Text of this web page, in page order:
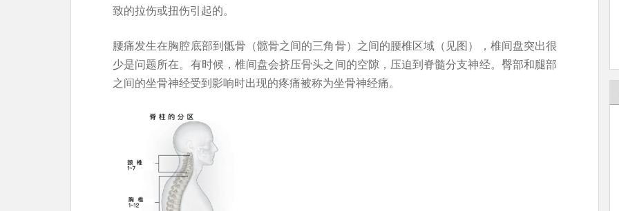
致的拉伤或扭伤引起的。
腰痛发生在胸腔底部到骶骨（髋骨之间的三角骨）之间的腰椎区域（见图），椎间盘突出很
少是问题所在。有时候，椎间盘会挤压骨头之间的空隙，压迫到脊髓分支神经。臀部和腿部
之间的坐骨神经受到影响时出现的疼痛被称为坐骨神经痛。